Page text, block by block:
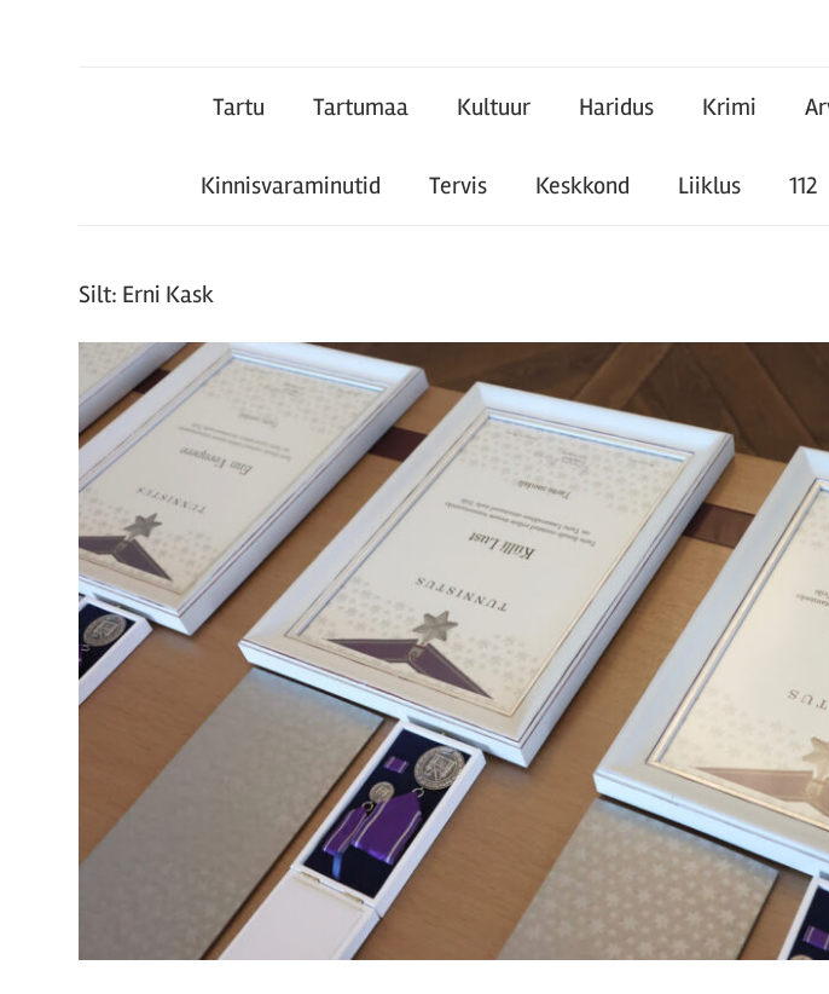
Tartu Tartumaa Kultuur Haridus Krimi
Kinnisvaraminutid Tervis Keskkond Liiklus 112
Silt: Erni Kask